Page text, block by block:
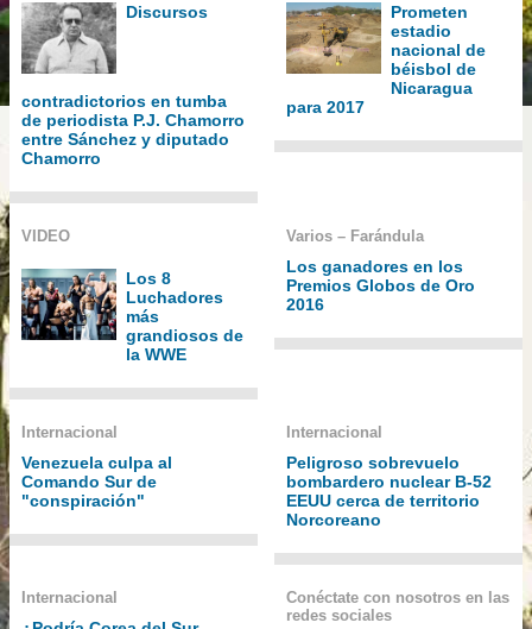
Discursos
contradictorios en tumba
de periodista P.J. Chamorro
entre Sánchez y diputado
Chamorro
Prometen
estadio
nacional de
béisbol de
Nicaragua
para 2017
VIDEO
Los 8
Luchadores
más
grandiosos de
la WWE
Varios – Farándula
Los ganadores en los
Premios Globos de Oro
2016
Internacional
Venezuela culpa al
Comando Sur de
"conspiración"
Internacional
Peligroso sobrevuelo
bombardero nuclear B-52
EEUU cerca de territorio
Norcoreano
Internacional
Conéctate con nosotros en las
redes sociales